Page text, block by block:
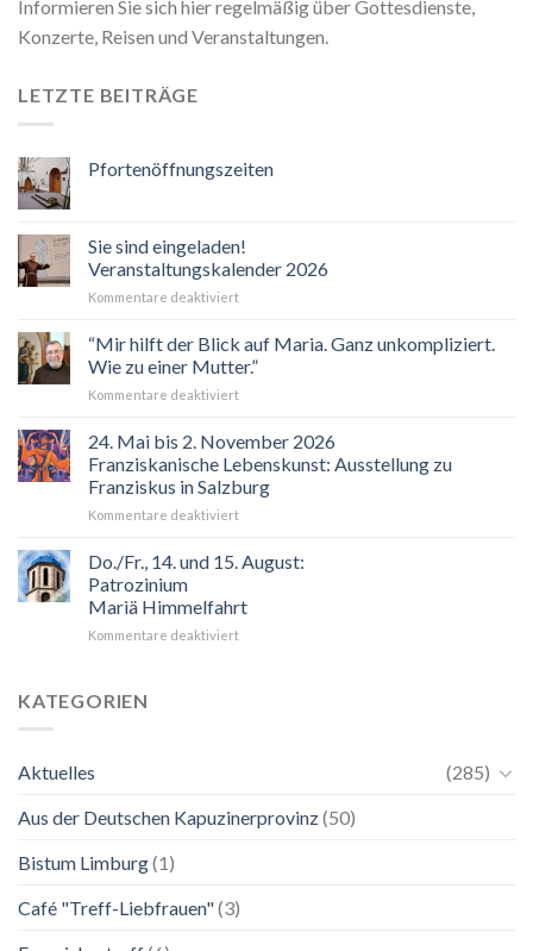
Informieren Sie sich hier regelmäßig über Gottesdienste,
Konzerte, Reisen und Veranstaltungen.
LETZTE BEITRÄGE
Pfortenöffnungszeiten
Sie sind eingeladen!
Veranstaltungskalender 2026
Kommentare deaktiviertfür
sind
eingeladen!
Veranstaltungskalender
2026
“Mir hilft der Blick auf Maria. Ganz unkompliziert.
Wie zu einer Mutter.”
Kommentare deaktiviertfür
hilft
der
Blick
auf
Maria.
unkompliziert.
einer
Mutter.”
24. Mai bis 2. November 2026
Franziskanische Lebenskunst: Ausstellung zu
Franziskus in Salzburg
Kommentare deaktiviertfür
Mai
bis
November
2026
Do./Fr., 14. und 15. August:
Patrozinium
Mariä Himmelfahrt
Kommentare deaktiviertfür
KATEGORIEN
Aktuelles
(285)
Aus der Deutschen Kapuzinerprovinz(50)
Bistum Limburg(1)
Café "Treff-Liebfrauen"(3)